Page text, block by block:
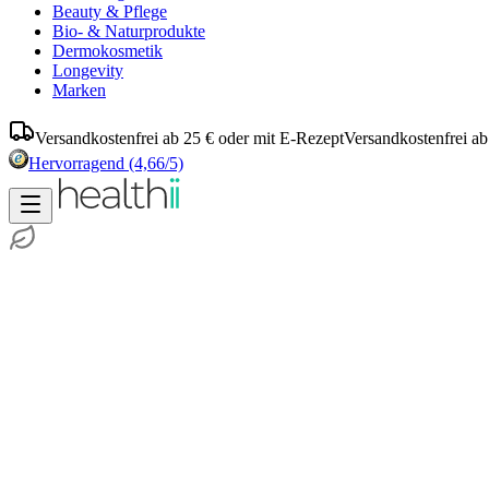
Beauty & Pflege
Bio- & Naturprodukte
Dermokosmetik
Longevity
Marken
Versandkostenfrei ab 25 € oder mit E-RezeptVersandkostenfrei
Hervorragend (4,66/5)